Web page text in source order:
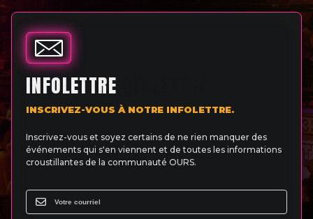
INFOLETTRE
INSCRIVEZ-VOUS À NOTRE INFOLETTRE.
Inscrivez-vous et soyez certains de ne rien manquer des
événements qui s'en viennent et de toutes les informations
croustillantes de la communauté OURS.